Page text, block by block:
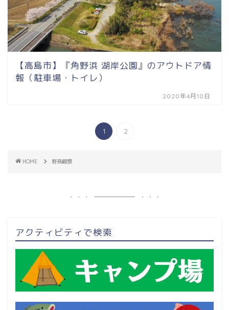
【高島市】『角野浜 湖岸公園』のアウトドア情
報（駐車場・トイレ）
2020年4月10日
1 2
HOME 野鳥観察
アクティビティで検索